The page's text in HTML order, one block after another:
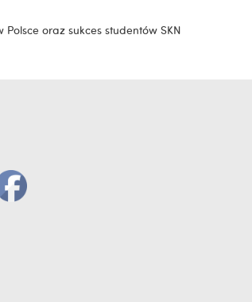
oraz sukces studentów SKN